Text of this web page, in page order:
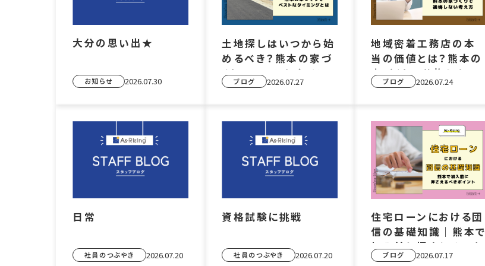
大分の思い出★
お知らせ 2026.07.30
土地探しはいつから始
めるべき？熊本の家づ
くりでベストなタイミン
グとは
ブログ 2026.07.27
地域密着工務店の本
当の価値とは？熊本の
家づくりで後悔しない
考え方
ブログ 2026.07.24
日常
社員のつぶやき 2026.07.20
資格試験に挑戦
社員のつぶやき 2026.07.20
住宅ローンにおける団
信の基礎知識｜熊本で
加入前に押さえるべき
ポイント
ブログ 2026.07.17